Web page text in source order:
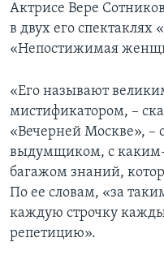
Актрисе Вере
в двух его спектаклях
«Непостижимая
«Его называют
мистификатором, –
«Вечерней Москве»,
выдумщиком, с
багажом знаний,
По ее словам, «за
каждую строчку
репетицию».